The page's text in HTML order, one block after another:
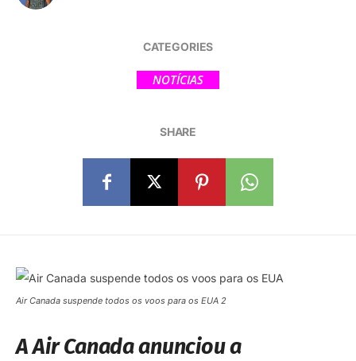
CATEGORIES
NOTÍCIAS
SHARE
Air Canada suspende todos os voos para os EUA 2
A Air Canada anunciou a